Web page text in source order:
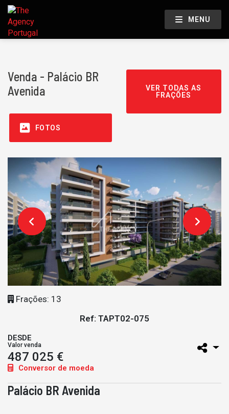
MENU
Venda - Palácio BR
Avenida
VER TODAS AS
FRAÇÕES
FOTOS
Frações: 13
Ref: TAPT02-075
DESDE
Valor venda
487 025 €
Conversor de moeda
Palácio BR Avenida